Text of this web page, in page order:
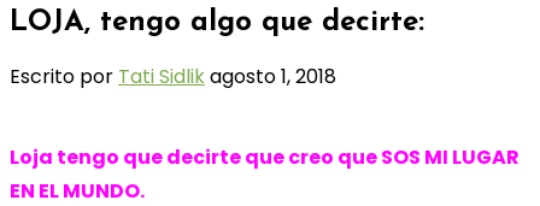
LOJA, tengo algo que decirte:
Escrito por Tati Sidlikagosto 1, 2018
Loja tengo que decirte que creo que SOS MI LUGAR
EN EL MUNDO.